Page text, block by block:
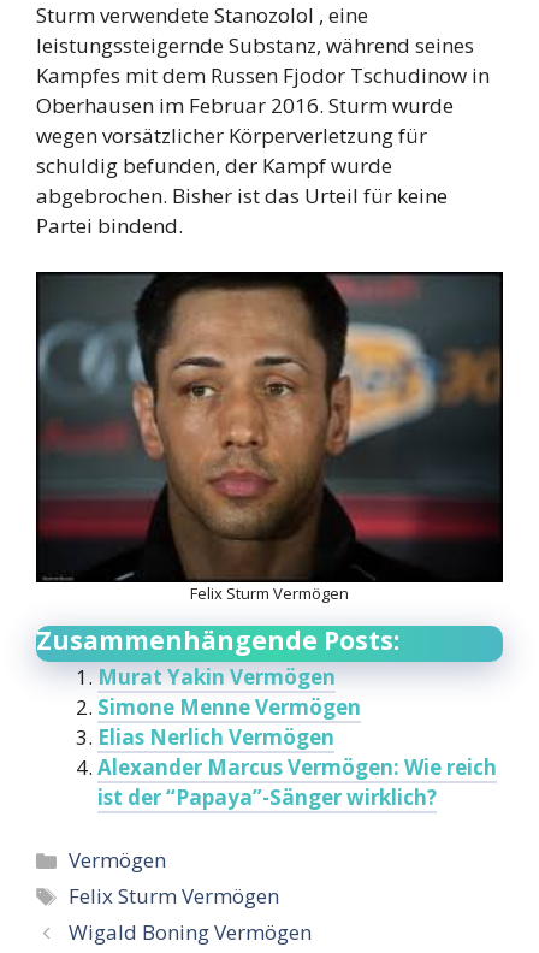
Sturm verwendete Stanozolol , eine
leistungssteigernde Substanz, während seines
Kampfes mit dem Russen Fjodor Tschudinow in
Oberhausen im Februar 2016. Sturm wurde
wegen vorsätzlicher Körperverletzung für
schuldig befunden, der Kampf wurde
abgebrochen. Bisher ist das Urteil für keine
Partei bindend.
Felix Sturm Vermögen
Zusammenhängende Posts:
Murat Yakin Vermögen
Simone Menne Vermögen
Elias Nerlich Vermögen
Alexander Marcus Vermögen: Wie reich
ist der “Papaya”-Sänger wirklich?
Categories
Vermögen
Tags
Felix Sturm Vermögen
Wigald Boning Vermögen